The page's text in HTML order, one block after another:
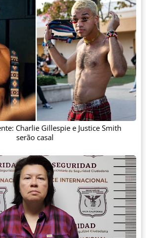
Charlie Gillespie e Justice Smith
serão casal